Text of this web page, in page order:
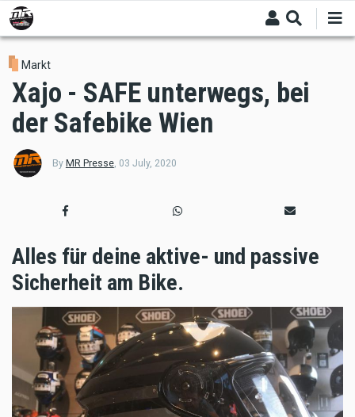
Skip
to
main
content
Markt
Xajo - SAFE unterwegs, bei
der Safebike Wien
By MR Presse, 03 July, 2020
Alles für deine aktive- und passive
Sicherheit am Bike.